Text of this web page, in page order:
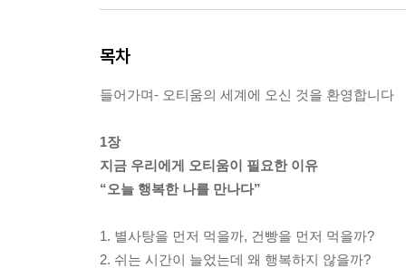
목차
들어가며- 오티움의 세계에 오신 것을 환영합니다
1장
지금 우리에게 오티움이 필요한 이유
“오늘 행복한 나를 만나다”
1. 별사탕을 먼저 먹을까, 건빵을 먼저 먹을까?
2. 쉬는 시간이 늘었는데 왜 행복하지 않을까?